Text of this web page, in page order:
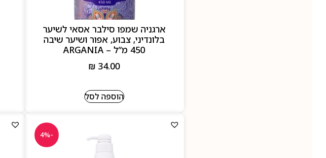
ארגניה שמפו סילבר אסאי לשיער
בלונדיני, צבוע, אפור ושיער שיבה
450 מ”ל – ARGANIA
₪ 34.00
הוספה לסל
-4%